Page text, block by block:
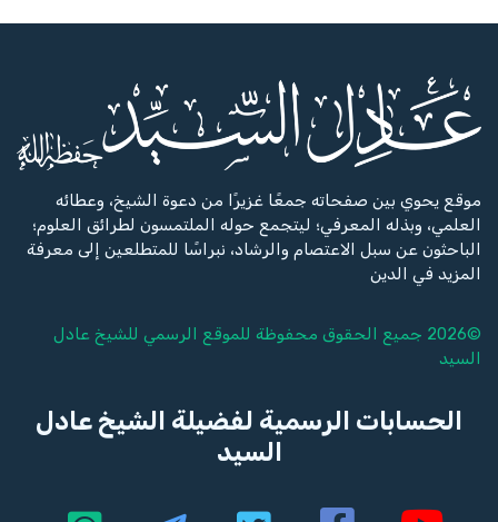
موقع يحوي بين صفحاته جمعًا غزيرًا من دعوة الشيخ، وعطائه
العلمي، وبذله المعرفي؛ ليتجمع حوله الملتمسون لطرائق العلوم؛
الباحثون عن سبل الاعتصام والرشاد، نبراسًا للمتطلعين إلى معرفة
المزيد في الدين
©2026 جميع الحقوق محفوظة للموقع الرسمي للشيخ
عادل
السيد
الحسابات الرسمية لفضيلة الشيخ عادل
السيد